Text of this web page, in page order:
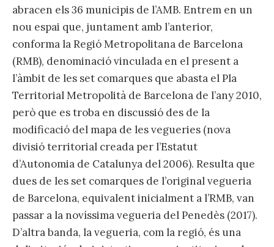
abracen els 36 municipis de l’AMB. Entrem en un
nou espai que, juntament amb l’anterior,
conforma la Regió Metropolitana de Barcelona
(RMB), denominació vinculada en el present a
l’àmbit de les set comarques que abasta el Pla
Territorial Metropolità de Barcelona de l’any 2010,
però que es troba en discussió des de la
modificació del mapa de les vegueries (nova
divisió territorial creada per l’Estatut
d’Autonomia de Catalunya del 2006). Resulta que
dues de les set comarques de l’original vegueria
de Barcelona, equivalent inicialment a l’RMB, van
passar a la novíssima vegueria del Penedès (2017).
D’altra banda, la vegueria, com la regió, és una